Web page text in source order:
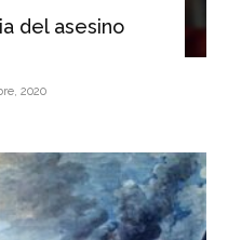
del asesino
2020